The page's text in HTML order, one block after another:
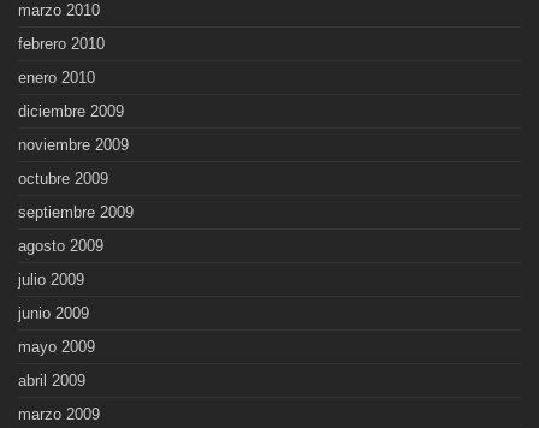
marzo 2010
febrero 2010
enero 2010
diciembre 2009
noviembre 2009
octubre 2009
septiembre 2009
agosto 2009
julio 2009
junio 2009
mayo 2009
abril 2009
marzo 2009